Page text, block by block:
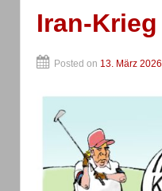
Iran-Krieg
Posted on 13. März 2026